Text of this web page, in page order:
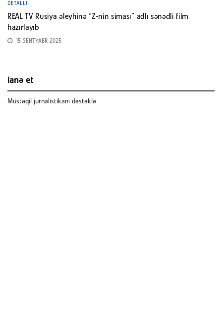
DETALLI
REAL TV Rusiya əleyhinə “Z-nin siması” adlı sənədli film
hazırlayıb
15 SENTYABR 2025
ianə et
Müstəqil jurnalistikanı dəstəklə